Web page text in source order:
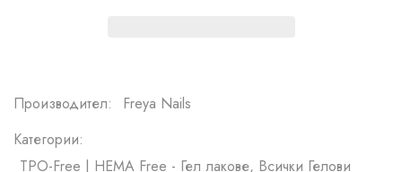
Производител:
Freya Nails
Категории:
TPO-Free | HEMA Free - Гел лакове, Всички Гелови